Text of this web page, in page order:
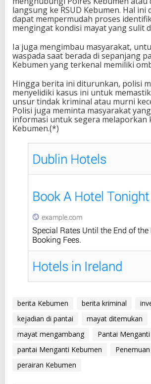
langsung ke RSUD Kebumen. Hal ini
dapat mempermudah proses
mengingat kondisi mayat yang sulit
Ia juga mengimbau masyarakat,
waspada saat berada di sepanjang
Kebumen yang terkenal memiliki
Hingga berita ini diturunkan, polisi
menyelidiki kasus ini untuk
unsur tindak kriminal atau murni
Polisi juga meminta masyarakat
informasi untuk segera melaporkan
Kebumen.(*)
berita Kebumen berita kriminal
kejadian di pantai
mayat ditemukan
mayat mengambang
Pantai Menganti
pantai Menganti Kebumen
perairan Kebumen